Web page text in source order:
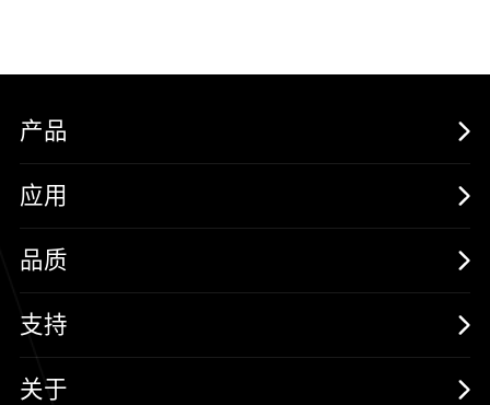
产品
MOSFETs
保护器件
三极管
应用
消费电子
汽车电子
新能源
品质
可靠性实验室
质量与环境
支持
样品与支持
关于